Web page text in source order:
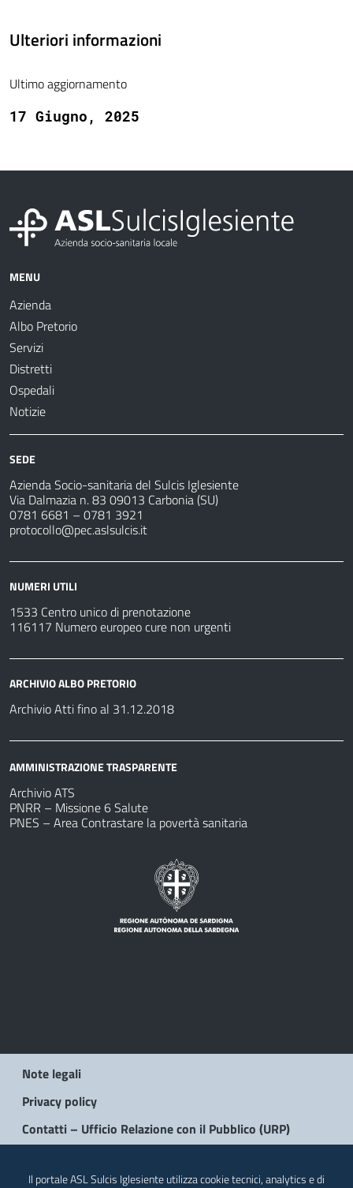
Ulteriori informazioni
Ultimo aggiornamento
17 Giugno, 2025
MENU
Azienda
Albo Pretorio
Servizi
Distretti
Ospedali
Notizie
SEDE
Azienda Socio-sanitaria del Sulcis Iglesiente
Via Dalmazia n. 83 09013 Carbonia (SU)
0781 6681 – 0781 3921
protocollo@pec.aslsulcis.it
NUMERI UTILI
1533 Centro unico di prenotazione
116117 Numero europeo cure non urgenti
ARCHIVIO ALBO PRETORIO
Archivio Atti fino al 31.12.2018
AMMINISTRAZIONE TRASPARENTE
Archivio ATS
PNRR – Missione 6 Salute
PNES – Area Contrastare la povertà sanitaria
Note legali
Privacy policy
Contatti – Ufficio Relazione con il Pubblico (URP)
Il portale ASL Sulcis Iglesiente utilizza cookie tecnici, analytics e di